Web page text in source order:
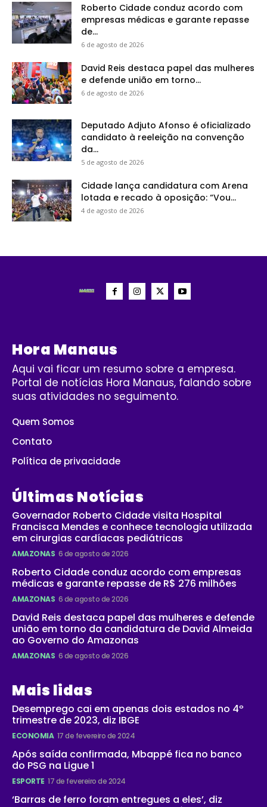
Roberto Cidade conduz acordo com
empresas médicas e garante repasse
de...
6 de agosto de 2026
David Reis destaca papel das mulheres
e defende união em torno...
6 de agosto de 2026
Deputado Adjuto Afonso é oficializado
candidato à reeleição na convenção
da...
5 de agosto de 2026
Cidade lança candidatura com Arena
lotada e recado à oposição: “Vou...
4 de agosto de 2026
Hora Manaus
Aqui vai ficar um resumo sobre a empresa.
Portal de notícias Hora Manaus, falando sobre
suas atividades no seguimento.
Quem Somos
Contato
Política de privacidade
Últimas Notícias
Governador Roberto Cidade visita Hospital
Francisca Mendes e conhece tecnologia utilizada
em cirurgias cardíacas pediátricas
AMAZONAS 6 de agosto de 2026
Roberto Cidade conduz acordo com empresas
médicas e garante repasse de R$ 276 milhões
AMAZONAS 6 de agosto de 2026
David Reis destaca papel das mulheres e defende
união em torno da candidatura de David Almeida
ao Governo do Amazonas
AMAZONAS 6 de agosto de 2026
Mais lidas
Desemprego cai em apenas dois estados no 4º
trimestre de 2023, diz IBGE
ECONOMIA 17 de fevereiro de 2024
Após saída confirmada, Mbappé fica no banco
do PSG na Ligue 1
ESPORTE 17 de fevereiro de 2024
‘Barras de ferro foram entregues a eles’, diz